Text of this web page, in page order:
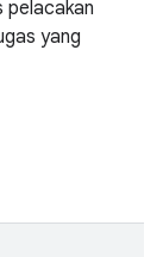
pelacakan
yang